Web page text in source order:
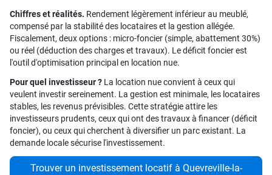
Chiffres et réalités. Rendement légèrement inférieur au meublé,
compensé par la stabilité des locataires et la gestion allégée.
Fiscalement, deux options : micro-foncier (simple, abattement 30%)
ou réel (déduction des charges et travaux). Le déficit foncier est
l'outil d'optimisation principal en location nue.
Pour quel investisseur ? La location nue convient à ceux qui
veulent investir sereinement. La gestion est minimale, les locataires
stables, les revenus prévisibles. Cette stratégie attire les
investisseurs prudents, ceux qui ont des travaux à financer (déficit
foncier), ou ceux qui cherchent à diversifier un parc existant. La
demande locale sécurise l'investissement.
Trouver un investissement locatif à Quevreville-la-